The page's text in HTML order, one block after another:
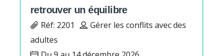
retrouver un équilibre
Réf: 2201
Gérer les conflits avec des
adultes